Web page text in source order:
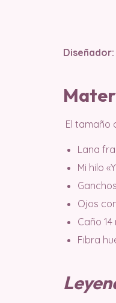
Diseñador:
El tamaño
Lana
Mi hilo
Ojos
Caño 14
Fibra